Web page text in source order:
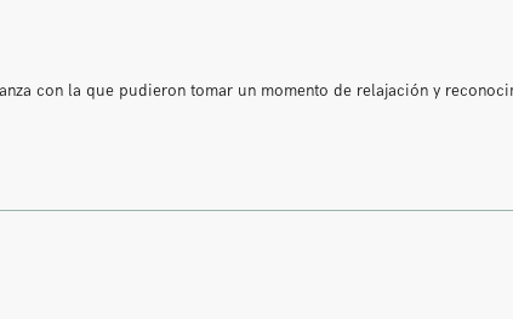
con la que pudieron tomar un momento de relajación y